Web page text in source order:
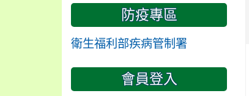
防疫專區
衛生福利部疾病管制署
會員登入